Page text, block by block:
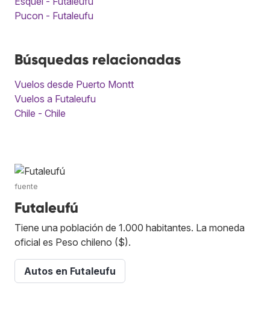
Pucon - Futaleufu
Búsquedas relacionadas
Vuelos desde Puerto Montt
Vuelos a Futaleufu
Chile - Chile
fuente
Futaleufú
Tiene una población de 1.000 habitantes. La moneda
oficial es Peso chileno ($).
Autos en Futaleufu